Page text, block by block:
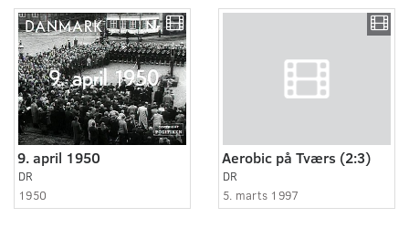
9. april 1950
DR
1950
Aerobic på Tværs (2:3)
DR
5. marts 1997